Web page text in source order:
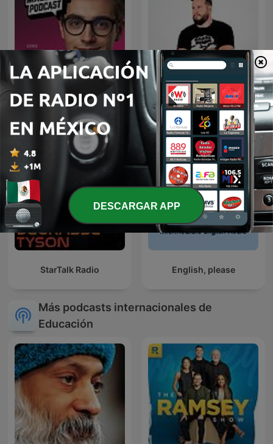
Mente Maestra Podcast Diego Ruzzarin
StarTalk Radio English, please
Más podcasts internacionales de
Educación
DESCARGAR APP